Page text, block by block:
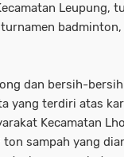
Leupung,
dan bersih-
yang terdiri atas
Kecamatan
sampah yang